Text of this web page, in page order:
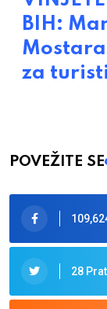
BIH:
za
POVEŽITE SE
28